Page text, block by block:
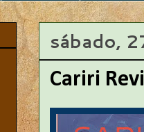
sábado,
Cariri